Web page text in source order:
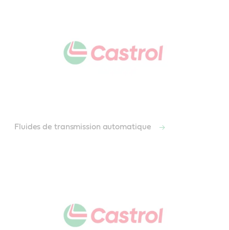
Fluides de transmission automatique